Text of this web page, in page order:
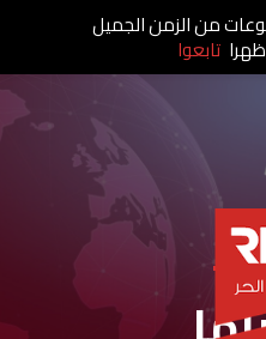
من الزمن الجميل
تابعوا